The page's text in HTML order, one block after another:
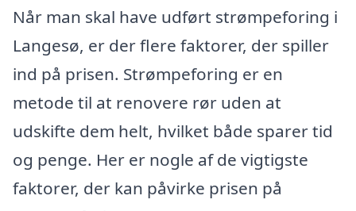
Når man skal have udført strømpeforing i
Langesø, er der flere faktorer, der spiller
ind på prisen. Strømpeforing er en
metode til at renovere rør uden at
udskifte dem helt, hvilket både sparer tid
og penge. Her er nogle af de vigtigste
faktorer, der kan påvirke prisen på